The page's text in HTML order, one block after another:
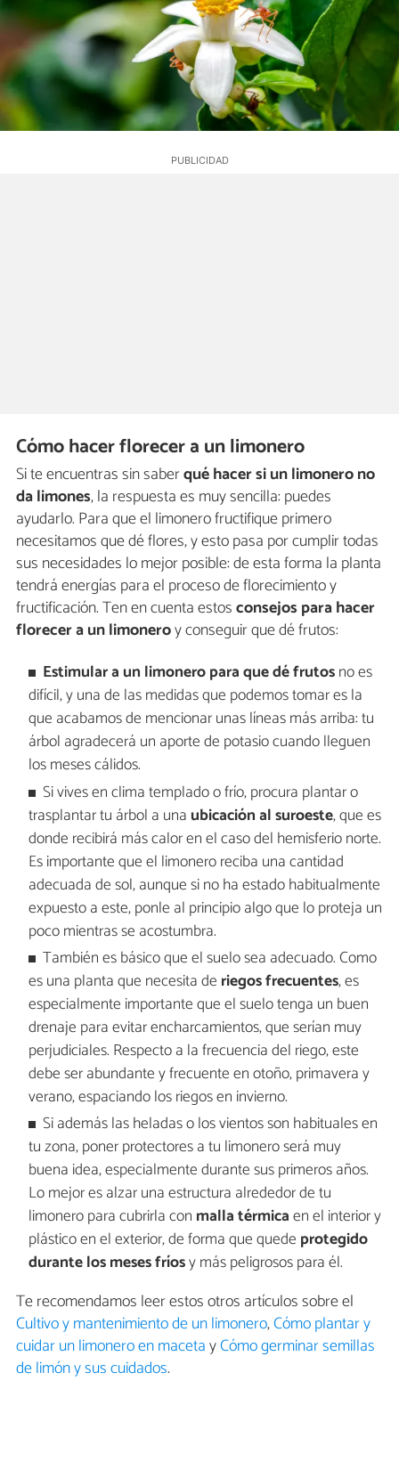
Cómo hacer florecer a un limonero
Si te encuentras sin saberqué hacer si un limonero no
da limones, la respuesta es muy sencilla: puedes
ayudarlo. Para que el limonero fructifique primero
necesitamos que dé flores, y esto pasa por cumplir todas
sus necesidades lo mejor posible: de esta forma la planta
tendrá energías para el proceso de florecimiento y
fructificación. Ten en cuenta estosconsejos para hacer
florecer a un limoneroy conseguir que dé frutos:
Estimular a un limonero para que dé frutosno es
difícil, y una de las medidas que podemos tomar es la
que acabamos de mencionar unas líneas más arriba: tu
árbol agradecerá un aporte de potasio cuando lleguen
los meses cálidos.
Si vives en clima templado o frío, procura plantar o
trasplantar tu árbol a una ubicación al suroeste, que es
donde recibirá más calor en el caso del hemisferio norte.
Es importante que el limonero reciba una cantidad
adecuada de sol, aunque si no ha estado habitualmente
expuesto a este, ponle al principio algo que lo proteja un
poco mientras se acostumbra.
También es básico que el suelo sea adecuado. Como
es una planta que necesita de riegos frecuentes, es
especialmente importante que el suelo tenga un buen
drenaje para evitar encharcamientos, que serían muy
perjudiciales. Respecto a la frecuencia del riego, este
debe ser abundante y frecuente en otoño, primavera y
verano, espaciando los riegos en invierno.
Si además las heladas o los vientos son habituales en
tu zona, poner protectores a tu limonero será muy
buena idea, especialmente durante sus primeros años.
Lo mejor es alzar una estructura alrededor de tu
limonero para cubrirla con malla térmicaen el interior y
plástico en el exterior, de forma que quede protegido
durante los meses fríosy más peligrosos para él.
Te recomendamos leer estos otros artículos sobre el
Cultivo y mantenimiento de un limonero,Cómo plantar y
cuidar un limonero en macetayCómo germinar semillas
de limón y sus cuidados.